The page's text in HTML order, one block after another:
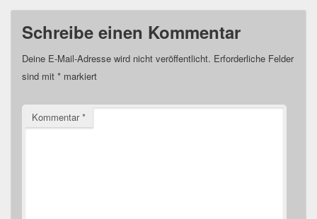
Schreibe einen Kommentar
Deine E-Mail-Adresse wird nicht veröffentlicht. Erforderliche Felder
sind mit * markiert
Kommentar*